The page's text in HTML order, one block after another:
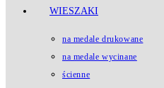
WIESZAKI
na medale drukowane
na medale wycinane
ścienne